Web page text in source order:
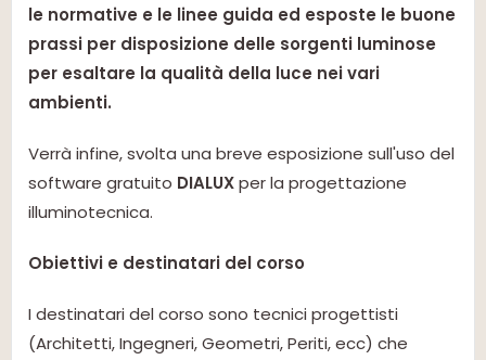
le normative e le linee guida ed esposte le buone
prassi per disposizione delle sorgenti luminose
per esaltare la qualità della luce nei vari
ambienti.
Verrà infine, svolta una breve esposizione sull'uso del
software gratuito DIALUXper la progettazione
illuminotecnica.
Obiettivi e destinatari del corso
I destinatari del corso sono tecnici progettisti
(Architetti, Ingegneri, Geometri, Periti, ecc) che